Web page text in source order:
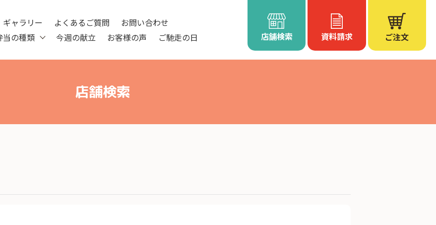
当の種類 今週の献立 お客様の声 ご馳走の日
ギャラリー よくあるご質問
お問い合わせ
店舗検索
資料請求 ご注文
店舗検索